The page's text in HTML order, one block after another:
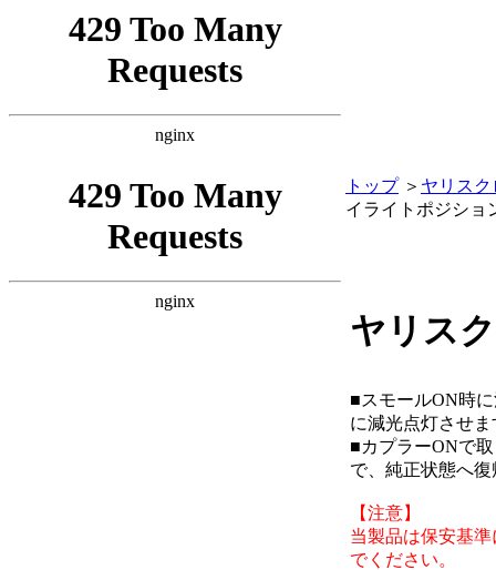
トップ＞ ヤリス
イライトポジショ
ヤリス
■スモールON時
に減光点灯させま
■カプラーONで
で、純正状態へ
【注意】
当製品は保安基
でください。